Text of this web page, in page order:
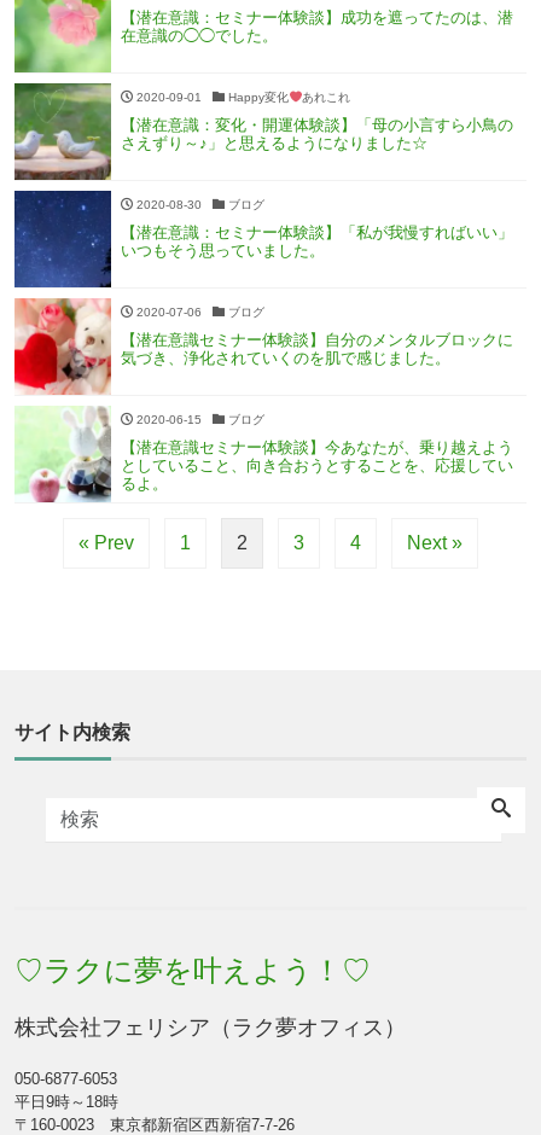
【潜在意識：セミナー体験談】成功を遮ってたのは、潜
在意識の◯◯でした。
2020-09-01 Happy変化 あれこれ
【潜在意識：変化・開運体験談】「母の小言すら小鳥の
さえずり～♪」と思えるようになりました☆
2020-08-30 ブログ
【潜在意識：セミナー体験談】「私が我慢すればいい」
いつもそう思っていました。
2020-07-06 ブログ
【潜在意識セミナー体験談】自分のメンタルブロックに
気づき、浄化されていくのを肌で感じました。
2020-06-15 ブログ
【潜在意識セミナー体験談】今あなたが、乗り越えよう
としていること、向き合おうとすることを、応援してい
るよ。
« Prev 1 2 3 4 Next »
サイト内検索
♡ラクに夢を叶えよう！♡
株式会社フェリシア（ラク夢オフィス）
050-6877-6053
平日9時～18時
〒160-0023 東京都新宿区西新宿7-7-26